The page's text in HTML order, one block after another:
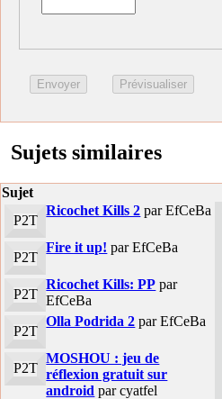
Sujets similaires
Sujet
P2T
Ricochet Kills 2 par EfCeBa
P2T
Fire it up! par EfCeBa
P2T
Ricochet Kills: PP par
EfCeBa
P2T
Olla Podrida 2 par EfCeBa
P2T
MOSHOU : jeu de
réflexion gratuit sur
android par cyatfel